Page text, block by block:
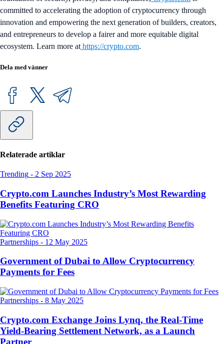
committed to accelerating the adoption of cryptocurrency through
innovation and empowering the next generation of builders, creators,
and entrepreneurs to develop a fairer and more equitable digital
ecosystem. Learn more at https://crypto.com.
Dela med vänner
Relaterade artiklar
Trending - 2 Sep 2025
Crypto.com Launches Industry’s Most Rewarding
Benefits Featuring CRO
Partnerships - 12 May 2025
Government of Dubai to Allow Cryptocurrency
Payments for Fees
Partnerships - 8 May 2025
Crypto.com Exchange Joins Lynq, the Real-Time
Yield-Bearing Settlement Network, as a Launch
Partner